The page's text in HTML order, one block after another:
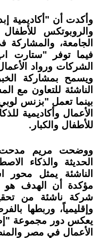
وأكدت أن "أكاديمية
الجامعة،
فيما توفر "ستارت
الشركات ورواد
ويسمح بمشاركة
الناشئة للتعاون مع
بينما تعمل "بزنس
الأعمال وأكاديمية
للأطفال والكبار.
ووضحت مريم مدحت
الحديثة والذكاء
الناشئة يمثل محور
مؤكدة أن الهدف هو
شركة ناشئة من
وإقليمياً، وربطها
يعكس دور مجموعة
الأعمال في مصر